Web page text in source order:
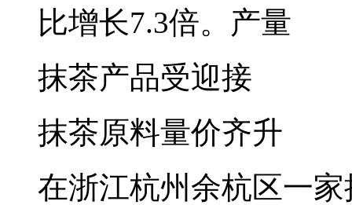
比增长7.3倍。产量
抹茶产品受迎接
抹茶原料量价齐升
在浙江杭州余杭区一